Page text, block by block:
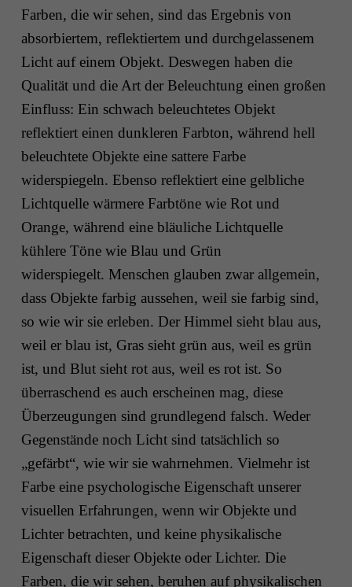
Farben, die wir sehen, sind das Ergebnis von
absorbiertem, reflektiertem und durchgelassenem
Licht auf einem Objekt. Deswegen haben die
Qualität und die Art der Beleuchtung einen großen
Einfluss: Ein schwach beleuchtetes Objekt
reflektiert einen dunkleren Farbton, während hell
beleuchtete Objekte eine sattere Farbe
widerspiegeln. Ebenso reflektiert eine gelbliche
Lichtquelle wärmere Farbtöne wie Rot und
Orange, während eine bläuliche Lichtquelle
kühlere Töne wie Blau und Grün
widerspiegelt. Menschen glauben zwar allgemein,
dass Objekte farbig aussehen, weil sie farbig sind,
so wie wir sie erleben. Der Himmel sieht blau aus,
weil er blau ist, Gras sieht grün aus, weil es grün
ist, und Blut sieht rot aus, weil es rot ist. So
überraschend es auch erscheinen mag, diese
Überzeugungen sind grundlegend falsch. Weder
Gegenstände noch Licht sind tatsächlich so
„gefärbt“, wie wir sie wahrnehmen. Vielmehr ist
Farbe eine psychologische Eigenschaft unserer
visuellen Erfahrungen, wenn wir Objekte und
Lichter betrachten, und keine physikalische
Eigenschaft dieser Objekte oder Lichter. Die
Farben, die wir sehen, beruhen auf physikalischen